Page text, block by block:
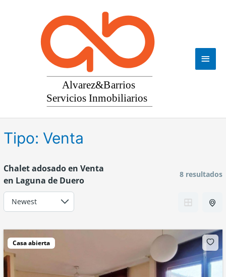
Tipo: Venta
Chalet adosado en Venta
en Laguna de Duero
8 resultados
Casa abierta